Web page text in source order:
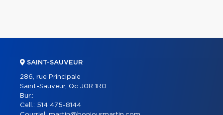
SAINT-SAUVEUR
286, rue Principale
Saint-Sauveur, Qc J0R 1R0
Bur.:
Cell.: 514 475-8144